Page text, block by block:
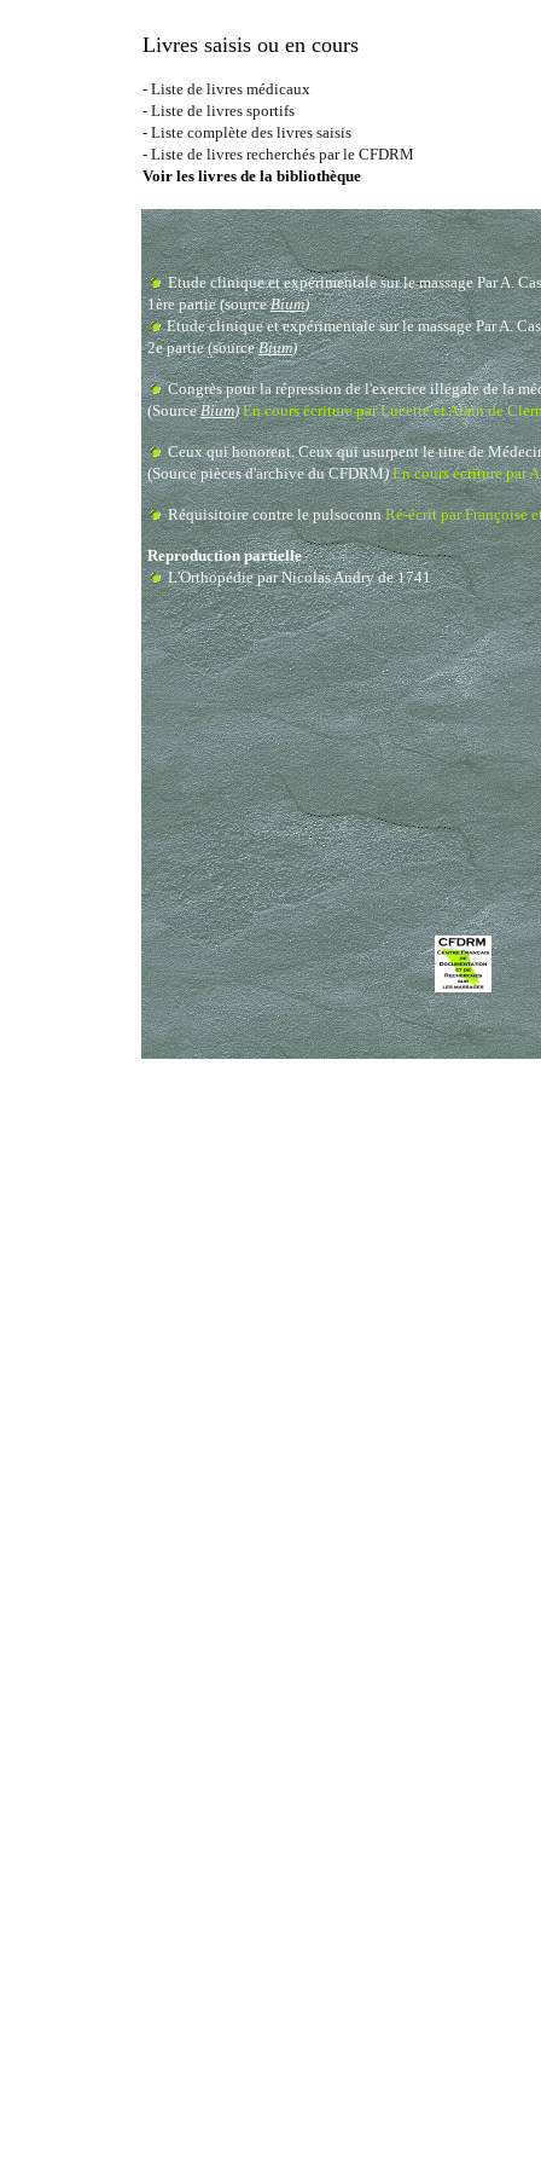
Livres saisis ou en cours
- Liste de livres médicaux
- Liste de livres sportifs
- Liste complète des livres saisis
- Liste de livres recherchés par le CFDRM
Voir les livres de la bibliothèque
Etude clinique et expérimentale sur le massage Par A.
1ère partie(sourceBium)
Etude clinique et expérimentale sur le massage Par A.
2e partie(sourceBium)
Congrès pour la répression de l'exercice illégale de la
(SourceBium)En cours écriture par Lucette et Alain de
Ceux qui honorent. Ceux qui usurpent le titre de
(Source pièces d'archive du CFDRM)En cours écriture par
Réquisitoire contre le pulsoconn Ré-écrit par Françoise
Reproduction partielle
L'Orthopédie par Nicolas Andry de 1741